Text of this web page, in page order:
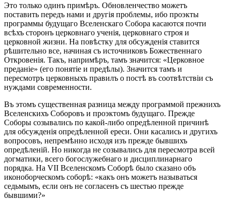
Это только одинъ примѣръ. Обновленчество можетъ
поставить передъ нами и другія проблемы, ибо проэкты
программы будущаго Вселенскаго Собора касаются почти
всѣхъ сторонъ церковнаго ученія, церковнаго строя и
церковной жизни. На повѣстку для обсужденія ставится
рѣшительно все, начиная съ источниковъ Божественнаго
Откровенія. Такъ, напримѣръ, тамъ значится: «Церковное
преданіе» (его понятіе и предѣлы). Значится тамъ и
пересмотръ церковныхъ правилъ о постѣ въ соотвѣтствіи съ
нуждами современности.
Въ этомъ существенная разница между программой прежнихъ
Вселенскихъ Соборовъ и проэктомъ будущаго. Прежде
Соборы созывались по какой-либо опредѣленной причинѣ
для обсужденія опредѣленной ереси. Они касались и другихъ
вопросовъ, непремѣнно исходя изъ прежде бывшихъ
опредѣленій. Но никогда не созывались для пересмотра всей
догматики, всего богослужебнаго и дисциплинарнаго
порядка. На VII Вселенскомъ Соборѣ было сказано объ
иконоборческомъ соборѣ: «какъ онъ можетъ называться
седьмымъ, если онъ не согласенъ съ шестью прежде
бывшими?»